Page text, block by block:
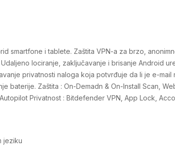
smartfone i tablete. Zaštita VPN-a za brzo,
lociranje, zaključavanje i brisanje Android
privatnosti naloga koja potvrđuje da li je e-mail
baterije. Zaštita : On-Demadn & On-Install Scan,
Privatnost : Bitdefender VPN, App Lock,
jeziku